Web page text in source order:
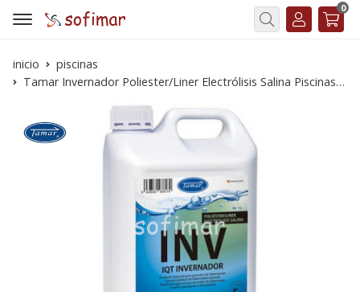
Buscar
0
inicio
piscinas
Tamar Invernador Poliester/Liner Electrólisis Salina Piscinas 5 L